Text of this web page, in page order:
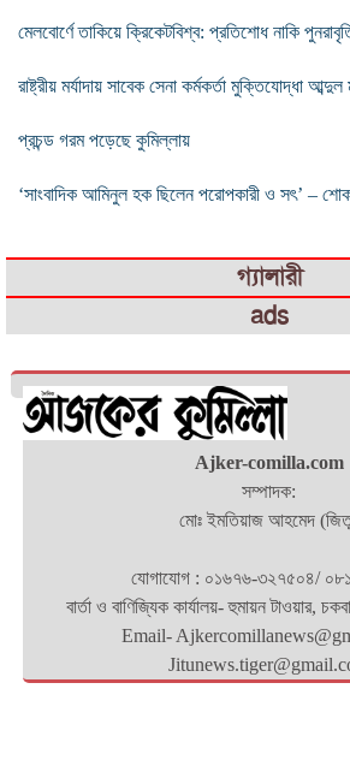
মেলবোর্ণে তাকিয়ে ক্রিকেটবিশ্ব: প্রতিশোধ নাকি
রাষ্ট্রীয় মর্যাদায় সাবেক সেনা কর্মকর্তা মুক্তিযোদ্ধা
প্রচন্ড গরম পড়েছে কুমিল্লায়
‘সাংবাদিক আমিনুল হক ছিলেন পরোপকারী ও সৎ’ –
গ্যালারী
ads
Ajker-comilla.com
সম্পাদক:
মোঃ ইমতিয়াজ আহমেদ
যোগাযোগ : ০১৬৭৬-৩২৭৫০৪/
বার্তা ও বাণিজ্যিক কার্যালয়- হুমায়ন টাওয়ার,
Email-